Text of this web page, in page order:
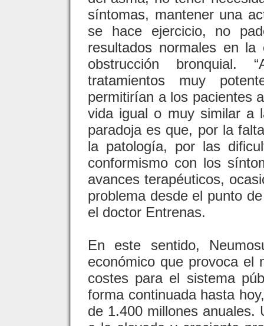
síntomas, mantener una
se hace ejercicio, no
resultados normales en
obstrucción bronquial.
tratamientos muy
permitirían a los pacientes
vida igual o muy similar a
paradoja es que, por la
la patología, por las
conformismo con los
avances terapéuticos,
problema desde el punto
el doctor Entrenas.
En este sentido,
económico que provoca el
costes para el sistema
forma continuada hasta
de 1.400 millones anuales.